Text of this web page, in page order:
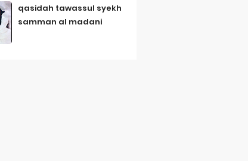
qasidah tawassul syekh
samman al madani